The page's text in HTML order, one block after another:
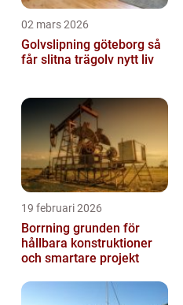
02 mars 2026
Golvslipning göteborg så
får slitna trägolv nytt liv
19 februari 2026
Borrning grunden för
hållbara konstruktioner
och smartare projekt